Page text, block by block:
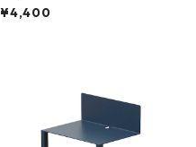
AKU Timeless 100パーセント ス
¥4,400